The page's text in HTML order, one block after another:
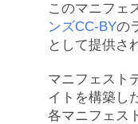
このマニフェ
ンズCC-BYの
として提供さ
マニフェスト
イトを構築し
各マニフェス